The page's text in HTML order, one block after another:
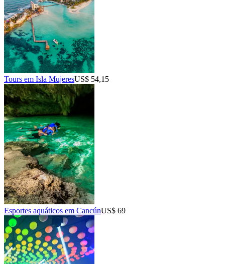
Tours em Isla MujeresUS$ 54,15
Esportes aquáticos em CancúnUS$ 69